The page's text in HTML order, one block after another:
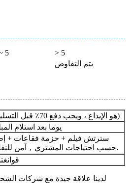
5
> 5
يتم التفاوض
T / T (30٪ هو الإيداع ، ويجب دفع 70٪ قبل التسليم)
5-15 يوما بعد استلام
سترتش فيلم + حزمة فقاعات +
حسب احتياجات المشتري ，
آمن للنقل من الخارج.
لدينا علاقة جيدة مع شركات